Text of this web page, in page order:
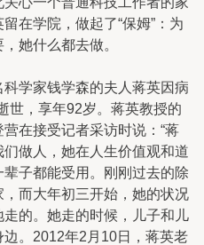
在学院，做起了“保姆”：为
她什么都去做。
学家钱学森的夫人蒋英因病
世，享年92岁。蒋英教授的
在接受记者采访时说：“蒋
做人，她在人生价值观和道
子都能受用。刚刚过去的除
而大年初三开始，她的状况
的。她走的时候，儿子和儿
。2012年2月10日，蒋英老